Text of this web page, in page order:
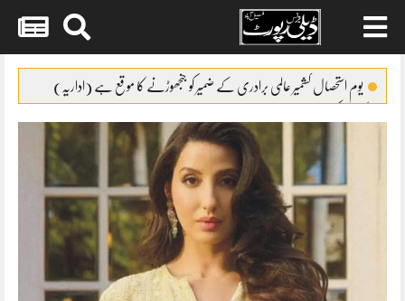
contentیوم استحصال کشمیر عالمی برادری کے ضمیر کو جنجھوڑنے کا موقع ہے (اداریہ)
ایئرپورٹ پولیس نے2مبینہ ڈاکوئوں کو گرفتار کر لیا
سوشل میڈیا کا غلط استعمال کرنیوالوں کے گرد گھیرا تنگ
پاپڑوں کی جعلی پیکنگ پر فیکٹری مالکان کیخلاف مقدمہ درج